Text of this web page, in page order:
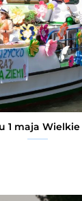
1 maja